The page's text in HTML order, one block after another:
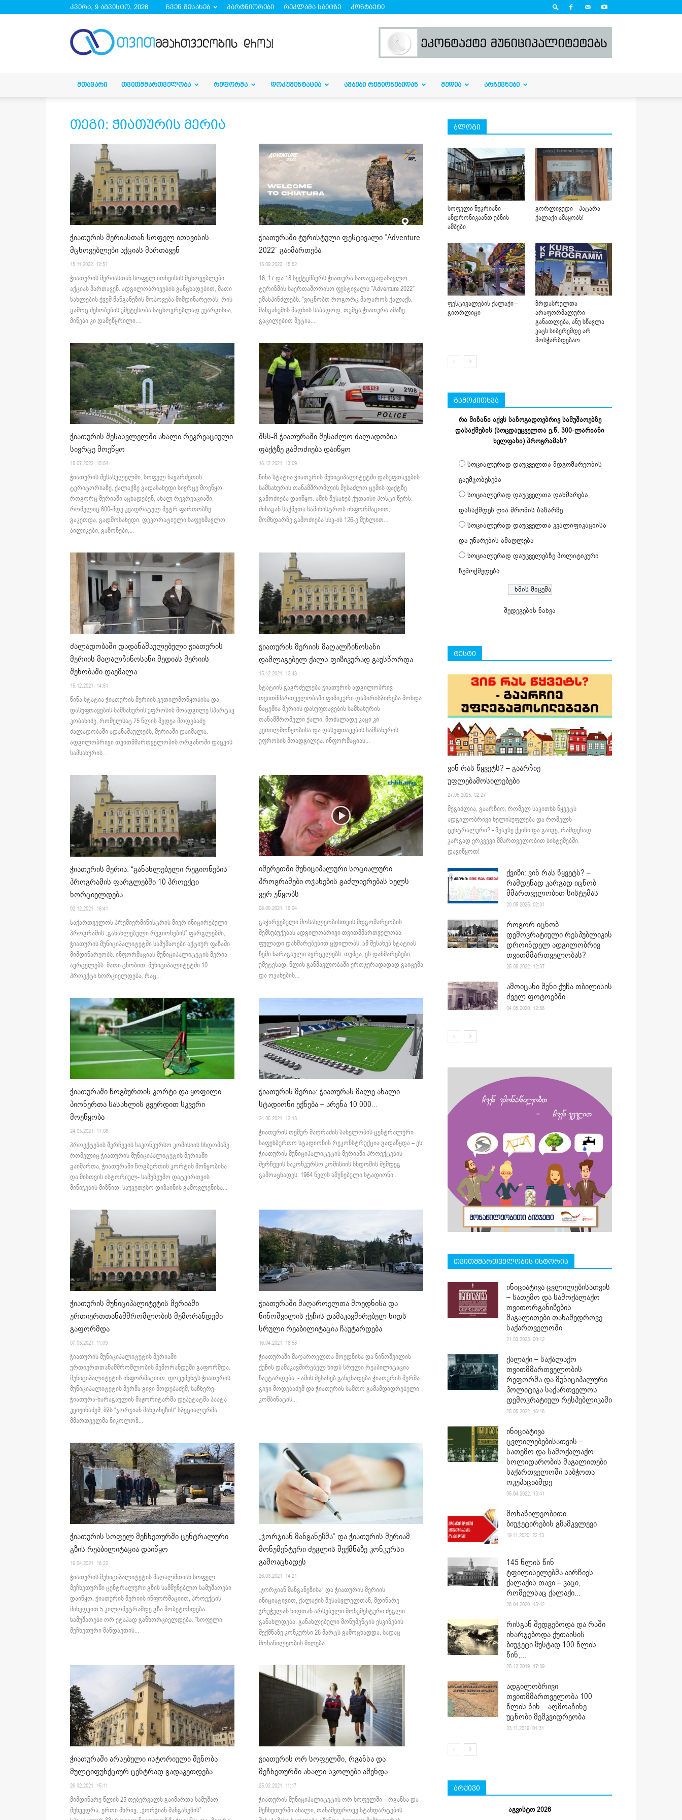
კვირა, 9 აგვისტო, 2026 ჩვენ შესახებ პარტნიორები რეკლამა საიტზე კონტაქტი
ᲛᲗᲐᲕᲐᲠᲘ ᲗᲕᲘᲗᲛᲛᲐᲠᲗᲕᲔᲚᲝᲑᲐ ᲠᲔᲤᲝᲠᲛᲐ ᲓᲝᲙᲣᲛᲔᲜᲢᲐᲪᲘᲐ ᲐᲛᲑᲔᲑᲘ ᲠᲔᲒᲘᲝᲜᲔᲑᲘᲓᲐᲜ ᲛᲔᲓᲘᲐ ᲐᲠᲩᲔᲕᲜᲔᲑᲘ
თეგი: ჭიათურის მერია
ჭიათურის მერიასთან სოფელ ითხვისის
მცხოვებლები აქციას მართავენ
15.11.2022. 12:51
ჭიათურის მერიასთან სოფელ ითხვისის მცხოვებლები
აქციას მართავენ. ადგილობრივების განცხადებით, მათი
სახლების ქვეშ მანგანეზის მოპოვება მიმდინარეობს, რის
გამოც შენობების უმეტესობა საცხოვრებლად უვარგისია,
მიწები კი დამეწყრილი....
ჭიათურაში ტურისტული ფესტივალი “Adventure
2022” გაიმართება
15.09.2022. 15:52
16, 17 და 18 სექტემბერს ჭიათურა სათავგადასავლო
ტურიზმის საერთაშორისო ფესტივალს "Adventure 2022"
უმასპინძლებს. "ვიცნობთ როგორც მაღაროს ქალაქს,
მანგანუმის მადნის საბადოდ, თუმცა ჭიათურა ამაზე
გაცილებით მეტია....
ჭიათურის შესასვლელში ახალი რეკრეაციული
სივრცე მოეწყო
15.07.2022. 15:54
ჭიათურის შესასვლელში, სოფელ ნავარძეთის
ტერიტორიაზე, ქალაქზე გადასახედი სივრცე მოეწყო.
როგორც მერიაში აცხადებენ, ახალ რეკრეაციაში,
რომელიც 600-მდე კვადრატულ მეტრ ფართობზე
გაკეთდა, გადმოსახედი, დეკორატიული საფეხმავლო
ბილიკები, გაზონები,...
შსს-მ ჭიათურაში შესაძლო ძალადობის
ფაქტზე გამოძიება დაიწყო
16.12.2021. 13:09
წინა სტატია ჭიათურის მუნიციპალიტეტში დასუფთავების
სამსახურის თანამშრომლის შესაძლო ცემის ფაქტზე
გამოძიება დაიწყო. ამის შესახებ ქუთაისი პოსტი წერს.
შინაგან საქმეთა სამინისტროს ინფორმაციით,
მომხდარზე გამოძიება სსკ-ის 126-ე მუხლით...
ძალადობაში დადანაშაულებული ჭიათურის
მერიის მაღალჩინოსანი მედიას მერიის
შენობაში დაემალა
15.12.2021. 14:51
წინა სტატია ჭიათურის მერიის კეთილმოწყობისა და
დასუფთავების სამსახურის უფროსის მოადგილე სპარტაკ
კობახიძე, რომელსაც 75 წლის მედეა მოდებაძე
ძალადობაში ადანაშაულებს, მერიაში დაიმალა.
ადგილობრივი თვითმმართველობის ორგანოში დაცვის
სამსახურის...
ჭიათურის მერიის მაღალჩინოსანი
დამლაგებელ ქალს ფიზიკურად გაუსწორდა
15.12.2021. 12:48
სტატიის გაგრძელება ჭიათურის ადგილობრივ
თვითმმართველობაში ფიზიკური დაპირისპირება მოხდა.
ნაცემია მერიის დასუფთავების სამსახურის
თანამშრომელი ქალი, მოძალადე კაცი კი
კეთილმოწყობისა და დასუფთავების სამსახურის
უფროსის მოადგილეა. ინფორმაციას...
ჭიათურის მერია: “განახლებული რეგიონების”
პროგრამის ფარგლებში 10 პროექტი
ხორციელდება
02.12.2021. 16:41
საქართველოს პრემიერმინისტრის მიერ ინიცირებული
პროგრამის „განახლებული რეგიონების” ფარგლებში,
ჭიათურის მუნიციპალიტეტში სამუშაოები აქტიურ ფაზაში
მიმდინარეობს. ინფორმაციას მუნიციპალიტეტის მერია
ავრცელებს. მათი ცნობით, მუნიციპალიტეტში 10
პროექტი ხორციელდება, რაც...
იმერეთში მუნიციპალური სოციალური
პროგრამები ოჯახების გაძლიერებას ხელს
ვერ უწყობს
08.09.2021. 16:04
გაჭირვებული მოსახლეობისთვის მდგომარეობის
შემსუბუქებას ადგილობრივი თვითმმართველობა
ფულადი დახმარებებით ცდილობს. ამ შესახებ სტატიას
ჩემი ხარაგაული ავრცელებს. თუმცა, ეს დახმარებები,
უმეტესად, წლის განმავლობაში ერთჯერადადად გაიცემა
და ოჯახების...
ჭიათურაში ჩოგბურთის კორტი და ყოფილი
პიონერთა სასახლის გვერდით სკვერი
მოეწყობა
24.05.2021. 17:08
პროექტების შერჩევის საკონკურსო კომისიის სხდომაზე,
რომელიც ჭიათურის მუნიციპალიტეტის მერიაში
გაიმართა, ჭიათურაში ჩოგბურთის კორტის მოწყობისა
და მისთვის ისტორიულ- სამუზეუმო დატვირთვის
მინიჭების მიზნით, საუკეთესო დიზაინის გამოვლენისა...
ჭიათურის მერია: ჭიათურას მალე ახალი
სტადიონი ექნება – არენა 10 000...
24.05.2021. 12:18
ჭიათურის თემურ მაღრაძის სახელობის ცენტრალური
საფეხბურთო სტადიონის რეკონსტრუქცია გადაწყდა – ეს
ჭიათურის მუნიციპალიტეტის მერიაში პროექტების
შერჩევის საკონკურსო კომისიის სხდომის შემდეგ
გამოაცხადეს. 1964 წელს აშენებული სტადიონი...
ჭიათურის მუნიციპალიტეტის მერიაში
ურთიერთთანამშრომლობის მემორანდუმი
გაფორმდა
07.05.2021. 11:09
ჭიათურის მუნიციპალიტეტის მერიაში
ურთიერთთანამშრომლობის მემორანდუმი გაფორმდა.
მუნიციპალიტეტის ინფორმაციით, დოკუმენტს ჭიათურის
მუნიციპალიტეტის მერმა გივი მოდებაძემ, საჩხერე-
ჭიათურა-ხარაგაულის მაჟორიტარმა დეპუტატმა პაატა
კვიჟინაძემ, შპს “ჯორჯიან მანგანეზის“ სპეციალურმა
მმართველმა ნიკოლოზ...
ჭიათურაში მაღაროელთა მოედნისა და
ნინოშვილის ქუჩის დამაკავშირებელ ხიდს
სრული რეაბილიტაცია ჩაუტარდება
16.04.2021. 16:58
ჭიათურაში მაღაროელთა მოედნისა და ნინოშვილის
ქუჩის დამაკავშირებელ ხიდს სრული რეაბილიტაცია
ჩაუტარდება, - ამის შესახებ განცხადება ჭიათურის მერმა
გივი მოდებაძემ და ჭიათურის სამთო გამამდიდრებელი
კომბინატის...
ჭიათურის სოფელ მეჩხეთურში ცენტრალური
გზის რეაბილიტაცია დაიწყო
16.04.2021. 16:22
ჭიათურის მუნიციპალიტეტის მაღალმთიან სოფელ
მეჩხეთურში ცენტრალური გზის სამშენებლო სამუშაოები
დაიწყო. ჭიათურის მერიის ინფორმაციით, პროექტის
მიხედვით 5 კილომეტრამდე გზა მობეტონდება.
სამუშაოები ორ ეტაპად განხორციელდება. "სოფელი
მეჩხეთური მანდაეთის...
„ჯორჯიან მანგანეზმა“ და ჭიათურის მერიამ
მონუმენტური ძეგლის შექმნაზე კონკურსი
გამოაცხადეს
26.03.2021. 14:21
„ჯორჯიან მანგანეზისა“ და ჭიათურის მერიის
ინიციატივით, ქალაქის შესასვლელთან, მდინარე
ჯრუჭულას ხიდთან არსებული მონუმენტური ძეგლი
განახლდება. განახლებული მონუმენტის ესკიზების
შექმნაზე კონკურსი 26 მარტს გამოცხადდა, სადაც
მონაწილეობის მიღება...
ჭიათურაში არსებული ისტორიული შენობა
მულტიფუნქციურ ცენტრად გადაკეთდება
26.02.2021. 15:11
მიმდინარე წლის 25 თებერვალს გაიმართა სამუშაო
შეხვედრა, ერთი მხრივ, „ჯორჯიან მანგანეზის”
ჭიათურის ორ სოფელში, რგანსა და
მეჩხეთურში ახალი სკოლები აშენდა
25.02.2021. 11:17
ჭიათურის მუნიციპალიტეტის ორ სოფელში – რგანსა და
მეჩხეთურში ახალი, თანამედროვე სტანდარტების
ბლოგი
სოფელი ნუკრიანი –
ანდრონიკაანთ უბნის
ამბები
გორლივუდი – პატარა
ქალაქი ამაყობს!
ფესტივალების ქალაქი –
გიორლიცი
ზრდასრულთა
არაფორმალური
განათლება, ანუ სწავლა
კაცს სიბერემდე არ
მოსჭარბდებაო
გამოკითხვა
რა მიზანი აქვს საზოგადოებრივ სამუშაოებზე
დასაქმების (სოცდაუცველთა ე.წ. 300-ლარიანი
ხელფასი) პროგრამას?
სოციალურად დაუცველთა მდგომარეობის
გაუმჯობესება
სოციალურად დაუცველთა დახმარება,
დასაქმდეს ღია შრომის ბაზარზე
სოციალურად დაუცველთა კვალიფიკაციისა
და უნარების ამაღლება
სოციალურად დაუცველებზე პოლიტიკური
ზემოქმედება
შედეგების ნახვა
ტესტი
ვინ რას წყვეტს? – გაარჩიე
უფლებამოსილებები
27.05.2025. 02:27
შეგიძლია, გაარჩიო, რომელ საკითხს წყვეტს
ადგილობრივი ხელისუფლება და რომელს -
ცენტრალური? - შეავსე ქვიზი და გაიგე, რამდენად
კარგად ერკვევი მმართველობით სისტემებში.
დავიწყოთ!
ქვიზი: ვინ რას წყვეტს? –
რამდენად კარგად იცნობ
მმართველობით სისტემას
20.05.2025. 02:31
როგორ იცნობ
დემოკრატიული რესპუბლიკის
დროინდელ ადგილობრივ
თვითმმართველობას?
25.05.2022. 12:37
ამოიცანი შენი ქუჩა თბილისის
ძველ ფოტოებში
04.05.2020. 12:58
თვითმმართველობის ისტორია
ინიციატივა ცვლილებისათვის
– სათემო და სამოქალაქო
თვითორგანიზების
მაგალითები თანამედროვე
საქართველოში
21.03.2023. 00:12
ქალაქი – საქალაქო
თვითმმართველობის
რეფორმა და მუნიციპალური
პოლიტიკა საქართველოს
დემოკრატიულ რესპუბლიკაში
25.05.2022. 16:18
ინიციატივა
ცვლილებებისათვის –
სათემო და სამოქალაქო
სოლიდარობის მაგალითები
საქართველოში საბჭოთა
ოკუპაციამდე
05.04.2022. 13:41
მონაწილეობითი
ბიუჯეტირების გზამკვლევი
19.11.2020. 22:13
145 წლის წინ
ტფილისელებმა აირჩიეს
ქალაქის თავი – კაცი,
რომელსაც ქალაქი...
28.04.2020. 15:42
რისგან შედგებოდა და რაში
იხარჯებოდა ქუთაისის
ბიუჯეტი ზუსტად 100 წლის
წინ,...
25.12.2019. 17:39
ადგილობრივი
თვითმმართველობა 100
წლის წინ – აღმოაჩინე
უცნობი მემკვიდრეობა
23.11.2019. 01:31
არქივი
აგვისტო 2026